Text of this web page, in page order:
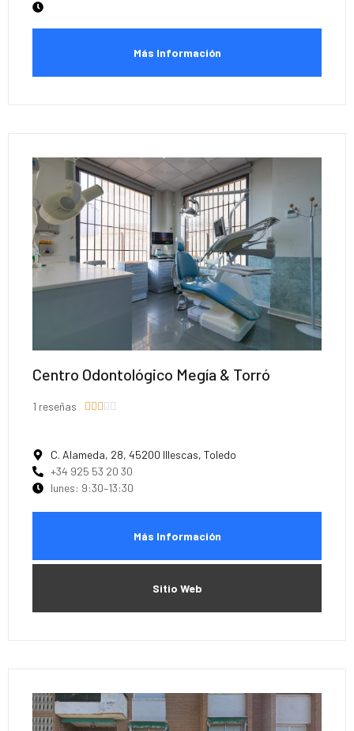
Más Información
Centro Odontológico Megía & Torró
1 reseñas     
C. Alameda, 28, 45200 Illescas, Toledo
+34 925 53 20 30
lunes: 9:30–13:30
Más Información
Sitio Web